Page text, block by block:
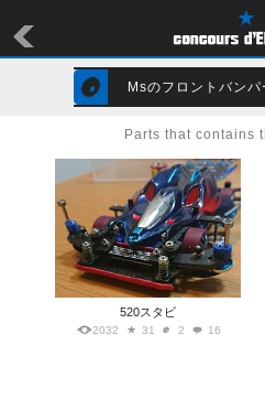
Msのフロントバン
Parts that contains
520スタビ
2032 31 2 16